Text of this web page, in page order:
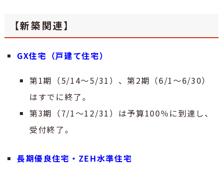
【新築関連】
GX住宅（戸建て住宅）
第1期（5/14～5/31）、第2期（6/1～6/30）
はすでに終了。
第3期（7/1～12/31）は予算100％に到達し、
受付終了。
長期優良住宅・ZEH水準住宅